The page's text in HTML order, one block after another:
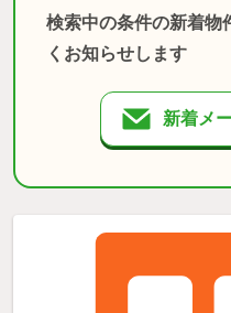
検索中の条件の新着物
くお知らせします
新着メ